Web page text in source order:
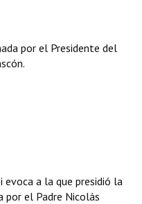
por el Presidente del
evoca a la que presidió la
por el Padre Nicolás